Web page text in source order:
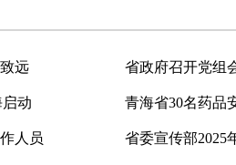
远 省政府召开党组
动 青海省30名药品
人员 省委宣传部2025